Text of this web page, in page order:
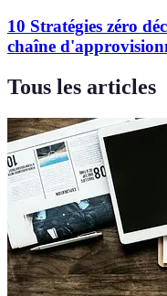
10 Stratégies zéro
chaîne
Tous les articles